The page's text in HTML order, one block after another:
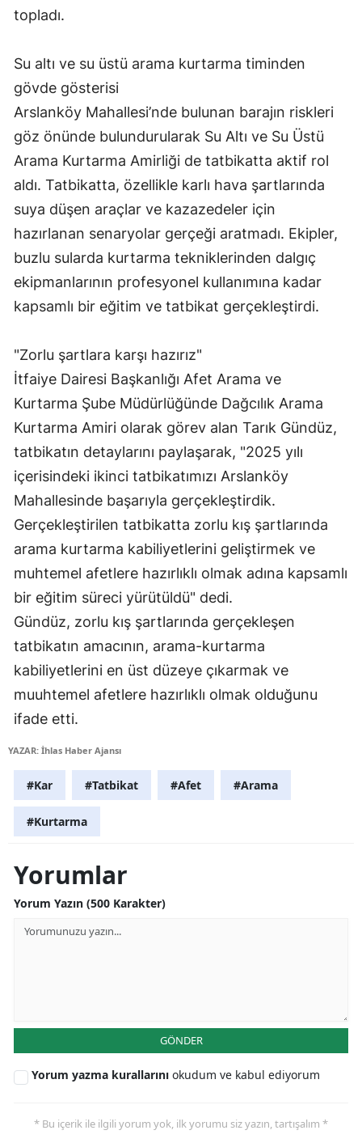
Manisa
Kahramanmaraş
Mardin
Muğla
Nevşehir
Niğde
Rize
Sakarya
Samsun
Siirt
Sinop
Sivas
Tekirdağ
Trabzon
Tunceli
Bartın
topladı.
Su altı ve su üstü arama kurtarma timinden
gövde gösterisi
Arslanköy Mahallesi’nde bulunan barajın riskleri
göz önünde bulundurularak Su Altı ve Su Üstü
Arama Kurtarma Amirliği de tatbikatta aktif rol
aldı. Tatbikatta, özellikle karlı hava şartlarında
suya düşen araçlar ve kazazedeler için
hazırlanan senaryolar gerçeği aratmadı. Ekipler,
buzlu sularda kurtarma tekniklerinden dalgıç
ekipmanlarının profesyonel kullanımına kadar
kapsamlı bir eğitim ve tatbikat gerçekleştirdi.
"Zorlu şartlara karşı hazırız"
İtfaiye Dairesi Başkanlığı Afet Arama ve
Kurtarma Şube Müdürlüğünde Dağcılık Arama
Kurtarma Amiri olarak görev alan Tarık Gündüz,
tatbikatın detaylarını paylaşarak, "2025 yılı
içerisindeki ikinci tatbikatımızı Arslanköy
Mahallesinde başarıyla gerçekleştirdik.
Gerçekleştirilen tatbikatta zorlu kış şartlarında
arama kurtarma kabiliyetlerini geliştirmek ve
muhtemel afetlere hazırlıklı olmak adına kapsamlı
bir eğitim süreci yürütüldü" dedi.
Gündüz, zorlu kış şartlarında gerçekleşen
tatbikatın amacının, arama-kurtarma
kabiliyetlerini en üst düzeye çıkarmak ve
muuhtemel afetlere hazırlıklı olmak olduğunu
ifade etti.
YAZAR: İhlas Haber Ajansı
#Kar #Tatbikat #Afet #Arama
#Kurtarma
Yorumlar
Yorum Yazın (500 Karakter)
GÖNDER
Yorum yazma kurallarını okudum ve kabul ediyorum
* Bu içerik ile ilgili yorum yok, ilk yorumu siz yazın, tartışalım *